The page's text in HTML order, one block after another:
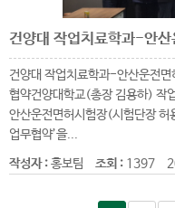
건양대 작업치료학과-안산운전
협약건양대학교(총장 김용하) 작
안산운전면허시험장(시험단장 허
업무협약’을...
작성자 :홍보팀 조회 : 1397